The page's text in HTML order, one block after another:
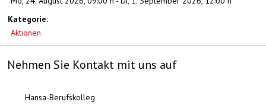
Kategorie:
Aktionen
Nehmen Sie Kontakt mit uns auf
Hansa-Berufskolleg